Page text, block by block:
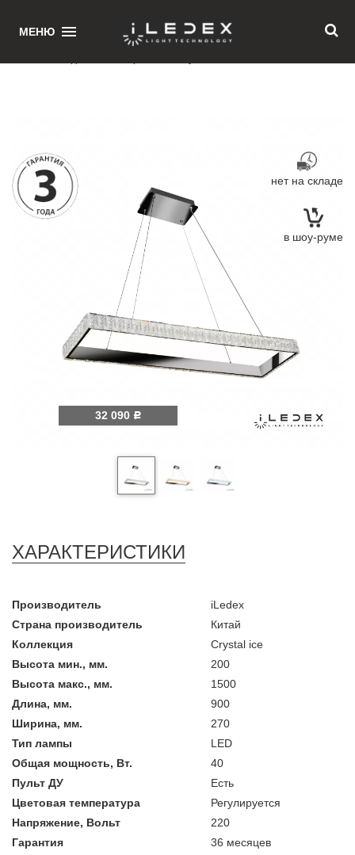
МЕНЮ
нет на складе
в шоу-руме
32 090 Р
ХАРАКТЕРИСТИКИ
Производитель
iLedex
Страна производитель
Китай
Коллекция
Crystal ice
Высота мин., мм.
200
Высота макс., мм.
1500
Длина, мм.
900
Ширина, мм.
270
Тип лампы
LED
Общая мощность, Вт.
40
Пульт ДУ
Есть
Цветовая температура
Регулируется
Напряжение, Вольт
220
Гарантия
36 месяцев